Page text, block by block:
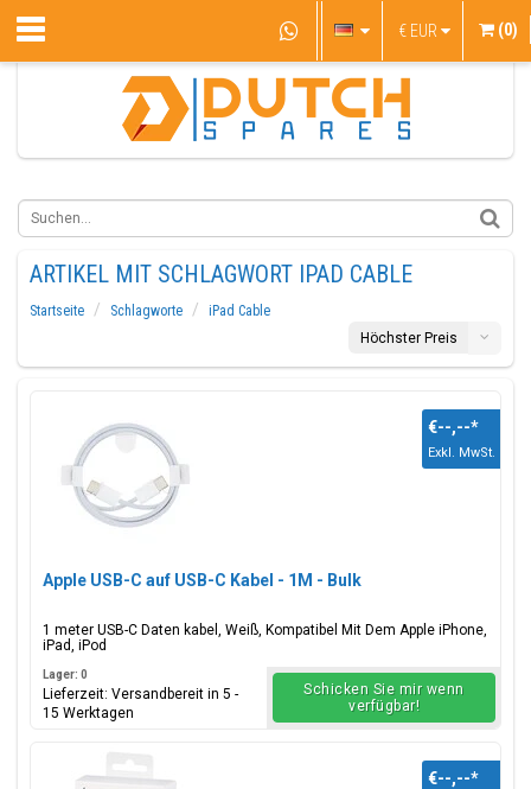
€ EUR (0)
ARTIKEL MIT SCHLAGWORT IPAD CABLE
Startseite Schlagworte
iPad Cable
Höchster Preis
Apple USB-C auf USB-C Kabel - 1M - Bulk
1 meter USB-C Daten kabel, Weiß, Kompatibel Mit Dem Apple iPhone,
iPad, iPod
€--,--*
Exkl. MwSt.
Lager: 0
Lieferzeit: Versandbereit in 5 -
15 Werktagen
Schicken Sie mir wenn
verfügbar!
€--,--*